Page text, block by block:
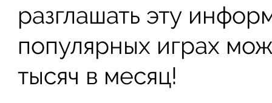
разглашать эту
популярных играх
тысяч в месяц!